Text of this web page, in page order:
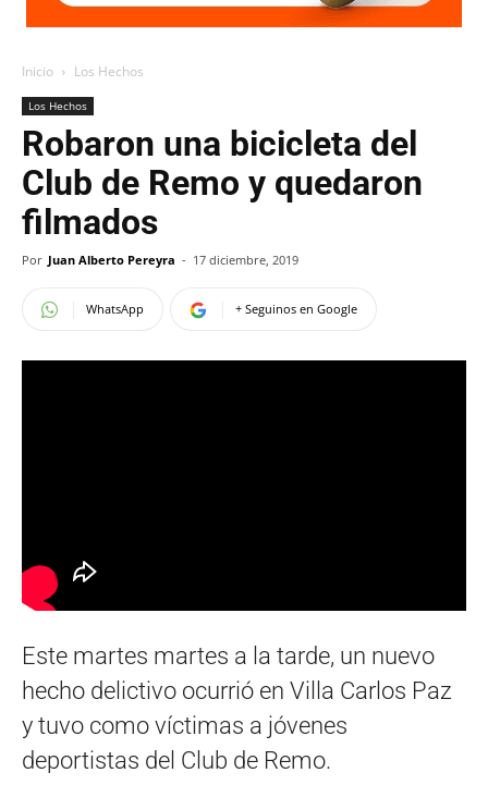
Inicio Los Hechos
Los Hechos
Robaron una bicicleta del
Club de Remo y quedaron
filmados
Por Juan Alberto Pereyra - 17 diciembre, 2019
WhatsApp + Seguinos en Google
Este martes martes a la tarde, un nuevo
hecho delictivo ocurrió en Villa Carlos Paz
y tuvo como víctimas a jóvenes
deportistas del Club de Remo.